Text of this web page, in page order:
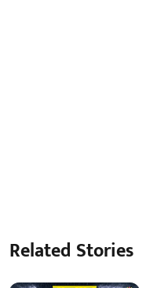
Related Stories